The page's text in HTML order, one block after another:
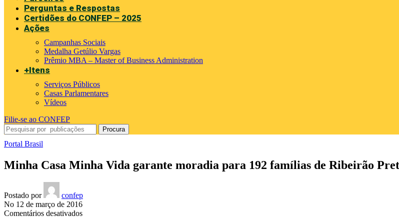
Perguntas e Respostas
Certidões do CONFEP – 2025
Ações
Campanhas Sociais
Medalha Getúlio Vargas
Prêmio MBA – Master of Business Administration
+Itens
Serviços Públicos
Casas Parlamentares
Vídeos
Filie-se ao CONFEP
Procura
Portal Brasil
Minha Casa Minha Vida garante moradia para 192 famílias de Ribeirão
Postado por
confep
No 12 de março de 2016
Comentários desativadosem